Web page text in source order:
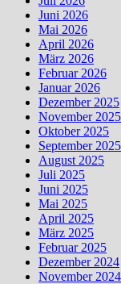
Juni 2026
Mai 2026
April 2026
März 2026
Februar 2026
Januar 2026
Dezember 2025
November 2025
Oktober 2025
September 2025
August 2025
Juli 2025
Juni 2025
Mai 2025
April 2025
März 2025
Februar 2025
Dezember 2024
November 2024